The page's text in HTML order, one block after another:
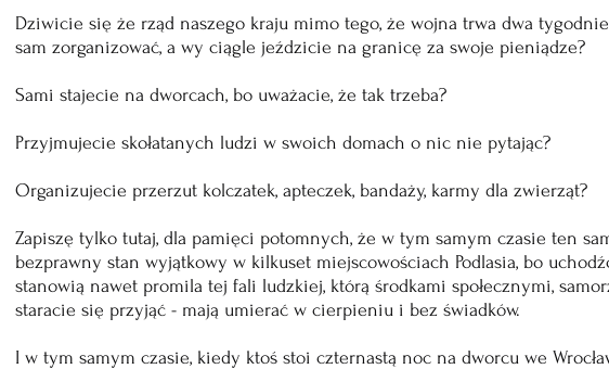
Dziwicie się że rząd naszego kraju mimo tego, że wojna trwa dwa
sam zorganizować, a wy ciągle jeździcie na granicę za swoje pieniądze?
Sami stajecie na dworcach, bo uważacie, że tak trzeba?
Przyjmujecie skołatanych ludzi w swoich domach o nic nie pytając?
Organizujecie przerzut kolczatek, apteczek, bandaży, karmy dla zwierząt?
Zapiszę tylko tutaj, dla pamięci potomnych, że w tym samym czasie ten
bezprawny stan wyjątkowy w kilkuset miejscowościach Podlasia, bo
stanowią nawet promila tej fali ludzkiej, którą środkami społecznymi,
staracie się przyjąć - mają umierać w cierpieniu i bez świadków.
I w tym samym czasie, kiedy ktoś stoi czternastą noc na dworcu we